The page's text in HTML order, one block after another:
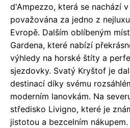
d'Ampezzo, která se nachází
považována za jedno z
Evropě. Dalším oblíbeným
Gardena, které nabízí
výhledy na horské štíty a
sjezdovky. Svatý Kryštof je
destinací díky svému
moderním lanovkám. Na
středisko Livigno, které je
jistotou a bezcelním